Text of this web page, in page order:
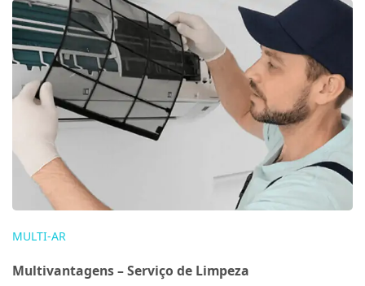
MULTI-AR
Multivantagens – Serviço de Limpeza